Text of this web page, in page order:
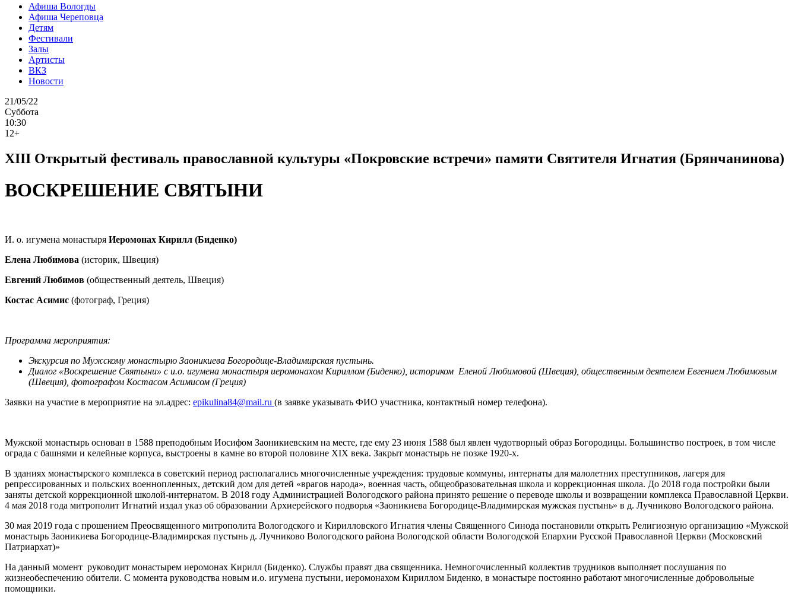
Афиша Вологды
Афиша Череповца
Детям
Фестивали
Залы
Артисты
ВКЗ
Новости
21/05/22
Суббота
10:30
12+
ХIII Открытый фестиваль православной культуры «Покровские встречи» памяти Святителя Игнатия (Брянчанинова)
ВОСКРЕШЕНИЕ СВЯТЫНИ
И. о. игумена монастыря Иеромонах Кирилл (Биденко)
Елена Любимова (историк, Швеция)
Евгений Любимов (общественный деятель, Швеция)
Костас Асимис (фотограф, Греция)
Программа мероприятия:
Экскурсия по Мужскому монастырю Заоникиева Богородице-Владимирская пустынь.
Диалог «Воскрешение Святыни» с и.о. игумена монастыря иеромонахом Кириллом (Биденко), историком Еленой Любимовой (Швеция), общественным деятелем Евгением Любимовым
(Швеция), фотографом Костасом Асимисом (Греция)
Заявки на участие в мероприятие на эл.адрес: epikulina84@mail.ru (в заявке указывать ФИО участника, контактный номер телефона).
Мужской монастырь основан в 1588 преподобным Иосифом Заоникиевским на месте, где ему 23 июня 1588 был явлен чудотворный образ Богородицы. Большинство построек, в том числе
ограда с башнями и келейные корпуса, выстроены в камне во второй половине XIX века. Закрыт монастырь не позже 1920-х.
В зданиях монастырского комплекса в советский период располагались многочисленные учреждения: трудовые коммуны, интернаты для малолетних преступников, лагеря для
репрессированных и польских военнопленных, детский дом для детей «врагов народа», военная часть, общеобразовательная школа и коррекционная школа. До 2018 года постройки были
заняты детской коррекционной школой-интернатом. В 2018 году Администрацией Вологодского района принято решение о переводе школы и возвращении комплекса Православной Церкви.
4 мая 2018 года митрополит Игнатий издал указ об образовании Архиерейского подворья «Заоникиева Богородице-Владимирская мужская пустынь» в д. Лучниково Вологодского района.
30 мая 2019 года с прошением Преосвященного митрополита Вологодского и Кирилловского Игнатия члены Священного Синода постановили открыть Религиозную организацию «Мужской
монастырь Заоникиева Богородице-Владимирская пустынь д. Лучниково Вологодского района Вологодской области Вологодской Епархии Русской Православной Церкви (Московский
Патриархат)»
На данный момент руководит монастырем иеромонах Кирилл (Биденко). Службы правят два священника. Немногочисленный коллектив трудников выполняет послушания по
жизнеобеспечению обители. С момента руководства новым и.о. игумена пустыни, иеромонахом Кириллом Биденко, в монастыре постоянно работают многочисленные добровольные
помощники.